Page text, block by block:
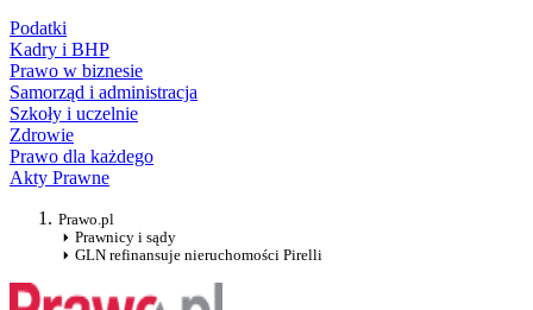
Podatki
Kadry i BHP
Prawo w biznesie
Samorząd i administracja
Szkoły i uczelnie
Zdrowie
Prawo dla każdego
Akty Prawne
Prawo.pl
Prawnicy i sądy
GLN refinansuje nieruchomości Pirelli